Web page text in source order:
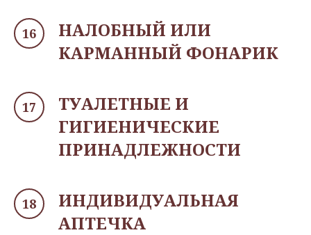
НАЛОБНЫЙ ИЛИ
КАРМАННЫЙ ФОНАРИК
ТУАЛЕТНЫЕ И
ГИГИЕНИЧЕСКИЕ
ПРИНАДЛЕЖНОСТИ
ИНДИВИДУАЛЬНАЯ
АПТЕЧКА